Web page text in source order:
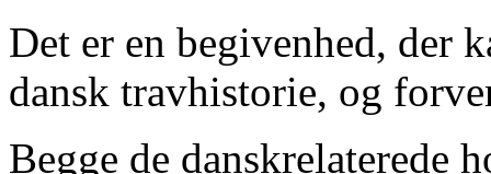
Det er en begivenhed, der
dansk travhistorie, og
Begge de danskrelaterede